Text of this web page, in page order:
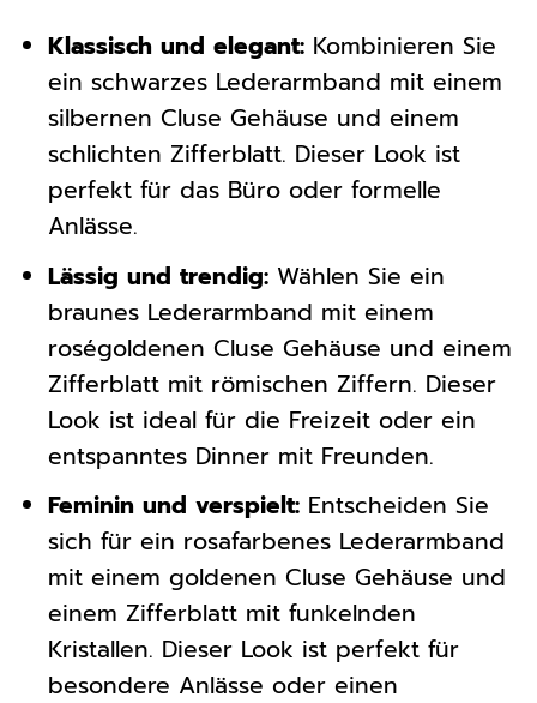
Klassisch und elegant:Kombinieren Sie
ein schwarzes Lederarmband mit einem
silbernen Cluse Gehäuse und einem
schlichten Zifferblatt. Dieser Look ist
perfekt für das Büro oder formelle
Anlässe.
Lässig und trendig:Wählen Sie ein
braunes Lederarmband mit einem
roségoldenen Cluse Gehäuse und einem
Zifferblatt mit römischen Ziffern. Dieser
Look ist ideal für die Freizeit oder ein
entspanntes Dinner mit Freunden.
Feminin und verspielt:Entscheiden Sie
sich für ein rosafarbenes Lederarmband
mit einem goldenen Cluse Gehäuse und
einem Zifferblatt mit funkelnden
Kristallen. Dieser Look ist perfekt für
besondere Anlässe oder einen